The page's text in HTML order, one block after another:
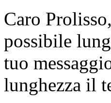
Caro
possibile
tuo
lunghezza il